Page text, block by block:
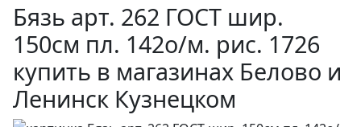
Бязь арт. 262 ГОСТ шир.
150см пл. 142о/м. рис. 1726
купить в магазинах Белово и
Ленинск Кузнецком